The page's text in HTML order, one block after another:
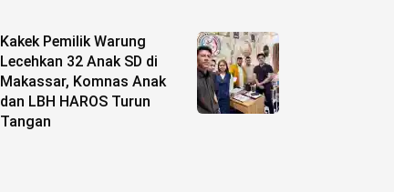
Kakek Pemilik Warung
Lecehkan 32 Anak SD di
Makassar, Komnas Anak
dan LBH HAROS Turun
Tangan